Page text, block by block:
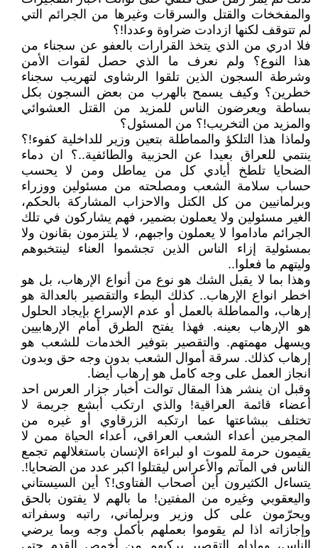
والمفخخات والقتل والسرقات وغيرها من الجرائم التي
لم تتوقف لكنها ازدادت ضراوة وعددا!؟
فلا ادري من الذي يتخذ القرارات بالعفو عن سجناء من
هذا النوع؟ ولم نعرف ما الذي حصل لقوات الأمن
وشرطة السجون الذين تلقوا الرشاوى لتهريب سجناء
خطرين؟ وكيف يسمح بالهرب من بعض السجون بكل
بساطة ويعرضون الناس للمزيد من القتل العشوائي
والمزيد من التخريب!؟ من المسئول؟
ولماذا هذا التلكؤ والمماطلة بتعين وزير للداخلية كفوء!؟
ينتمي للعراق بعيدا عن الحزبية والطائفية..؟ ان دماء
الضحايا تلطخ أيادي كل من يماطل ومن لا يحسب
حساب سلامة الشعب ومصلحته من مسئولين ووزراء
وبرلمانيين من كل الكتل والاحزاب المشاركة بالحكم،
الغير مسئولين ولا يعملون بضمير، فهم يشاركون في تلك
الجرائم ماداموا لا يعملون واجبهم، لا يلتزمون بقانون ولا
بمسئولية إزاء الناس الذين تجشموا العناء لينتخبوهم
وليتهم ما فعلوا..
وهذا بما لا يقبل الشك هو نوع من أنواع الإرهاب، بل هو
اخطر انواع الإرهاب.. كذلك البطء والتقصير بالعدالة هو
إرهاب، والمماطلة بالعمل أو عدم الإسراع بإيجاد الحلول
هو الإرهاب بعينه. فهذا يفتح الطرق أمام الإرهابيين
ويسهل مهمتهم. والتقصير بتوفير الخدمات للشعب هو
إرهاب كذلك. سرقة أموال الشعب بدون وجه حق وبدون
انجاز العمل على وجه كامل هو إرهاب أيضا.
وقبل ان ينشر هذا المقال توالت أخبار جزار العرس احد
أعضاء قائمة العراقية! والذي ارتكب أبشع جريمة لا
تختلف ببشاعتها عما ارتكبه الزرقاوي أو غيره من
المجرمين أعداء الشعب العراقي، أعداء الحياة ممن لا
يقيمون حرمة للموت او لبراءة الإنسان باستغلالهم تجمع
الناس في المآتم والأعراس ليقتلوا اكبر عدد من الضحايا!.
يتساءل الكثيرون أين أصحاب الفتاوى!؟ أين السيستاني
واليعقوبي وغيره من المفتين! ما بالهم لا يفتون بالحق
ويحرّمون على كل وزير وبرلماني، راتبه وسفراته
وإجازاته اذا لم يقوموا بعملهم بأكمل وجه وبما يرضي